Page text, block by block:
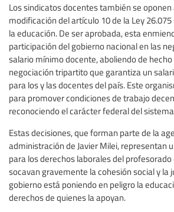
Los sindicatos docentes también se
modificación del artículo 10 de la Ley
la educación. De ser aprobada, esta
participación del gobierno nacional en las
salario mínimo docente, aboliendo de
negociación tripartito que garantiza un
para los y las docentes del país. Este
para promover condiciones de trabajo
reconociendo el carácter federal del
Estas decisiones, que forman parte de la
administración de Javier Milei, representan
para los derechos laborales del
socavan gravemente la cohesión social y la
gobierno está poniendo en peligro la
derechos de quienes la apoyan.